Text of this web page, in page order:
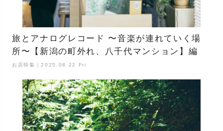
旅とアナログレコード 〜音楽が連れていく場
所〜【新潟の町外れ、八千代マンション】編
お店特集｜2025.08.22 Fri